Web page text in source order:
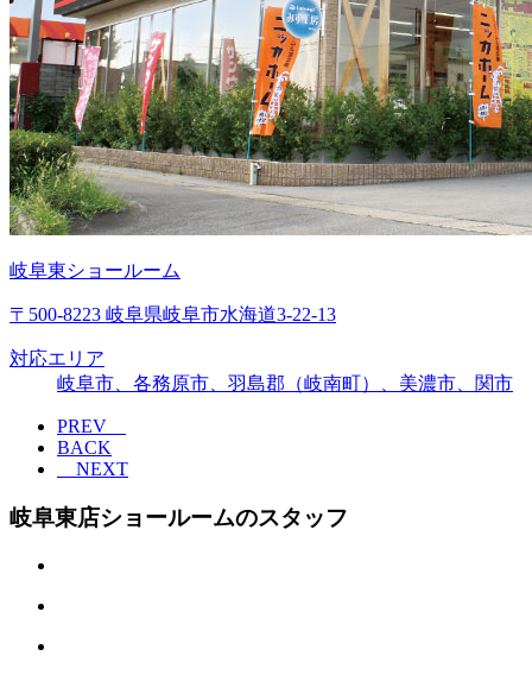
岐阜東ショールーム
〒500-8223 岐阜県岐阜市水海道3-22-13
対応エリア
岐阜市、各務原市、羽島郡（岐南町）、美濃市、関市
PREV
BACK
NEXT
岐阜東店ショールームのスタッフ